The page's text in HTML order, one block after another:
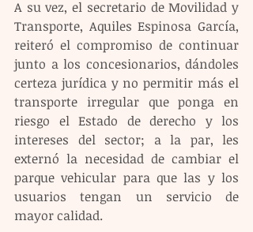
A su vez, el secretario de Movilidad y
Transporte, Aquiles Espinosa García,
reiteró el compromiso de continuar
junto a los concesionarios, dándoles
certeza jurídica y no permitir más el
transporte irregular que ponga en
riesgo el Estado de derecho y los
intereses del sector; a la par, les
externó la necesidad de cambiar el
parque vehicular para que las y los
usuarios tengan un servicio de
mayor calidad.